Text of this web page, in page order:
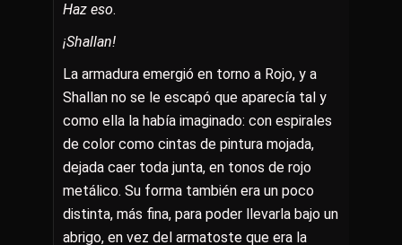
Haz eso.
¡Shallan!
La armadura emergió en torno a Rojo, y a
Shallan no se le escapó que aparecía tal y
como ella la había imaginado: con espirales
de color como cintas de pintura mojada,
dejada caer toda junta, en tonos de rojo
metálico. Su forma también era un poco
distinta, más fina, para poder llevarla bajo un
abrigo, en vez del armatoste que era la